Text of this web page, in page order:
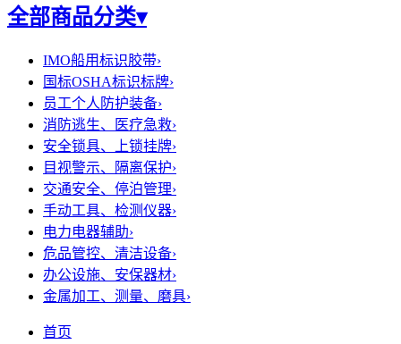
全部商品分类▾
IMO船用标识胶带›
国标OSHA标识标牌›
员工个人防护装备›
消防逃生、医疗急救›
安全锁具、上锁挂牌›
目视警示、隔离保护›
交通安全、停泊管理›
手动工具、检测仪器›
电力电器辅助›
危品管控、清洁设备›
办公设施、安保器材›
金属加工、测量、磨具›
首页